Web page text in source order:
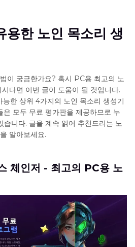
인 노인 목소리 생성기 3가지
성기에 대한 FAQ
용한 노인 목소리 생
이 궁금한가요? 혹시 PC용 최고의 노
다면 이번 글이 도움이 될 것입니다.
한 상위 4가지의 노인 목소리 생성기
은 모두 무료 평가판을 제공하므로 누
습니다. 글을 계속 읽어 추천드리는 노
알아보세요.
체인저 - 최고의 PC용 노